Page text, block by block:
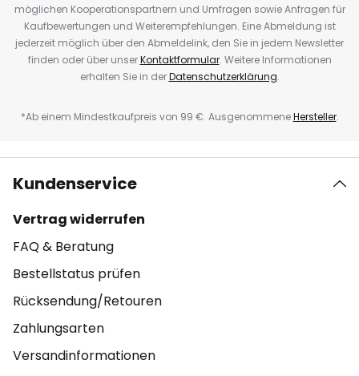
möglichen Kooperationspartnern und Umfragen sowie Anfragen für
Kaufbewertungen und Weiterempfehlungen. Eine Abmeldung ist
jederzeit möglich über den Abmeldelink, den Sie in jedem Newsletter
finden oder über unserKontaktformular. Weitere Informationen
erhalten Sie in derDatenschutzerklärung.
*Ab einem Mindestkaufpreis von 99 €. AusgenommeneHersteller.
Kundenservice
Vertrag widerrufen
FAQ & Beratung
Bestellstatus prüfen
Rücksendung/Retouren
Zahlungsarten
Versandinformationen